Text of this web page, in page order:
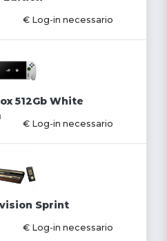
€ Log-in necessario
512Gb White
€ Log-in necessario
Sprint
€ Log-in necessario